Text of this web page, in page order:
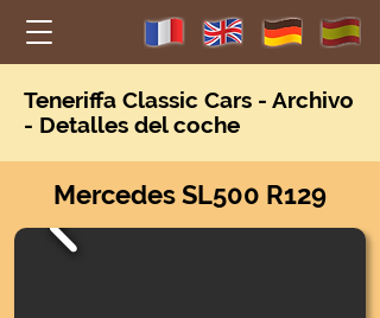
Teneriffa Classic Cars - Archivo
- Detalles del coche
Mercedes SL500 R129